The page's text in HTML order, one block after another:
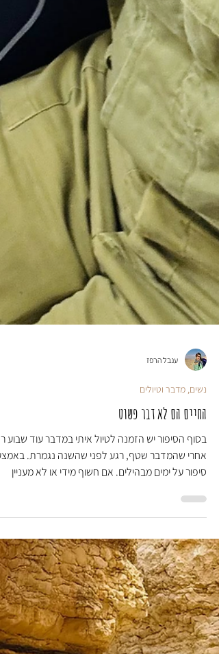
ענבל הרפז
החיים הם לא דבר פשוט
בסוף הסיפור יש הזמנה לטיול איתי במדבר עוד שבוע
סוף יום ארוך. לא מאמינה שאני שוב במיטה זרה. לא
מאמינה שאני שוב על מדים. לא מאמינה שאני כאן ולא
בטיול השנתי של הבן שלי. שוכבת לישון מותשת ונפוחה
מבכי. קמה בבוקר. סחרחורת של החיים. נשכבת חזרה
חלשה. רואה מטושטש. שדה ראייה מוגבל בשתי
וכתמים כהים בעין שמאל. חשבתי שזה מעייפות, מבכי,